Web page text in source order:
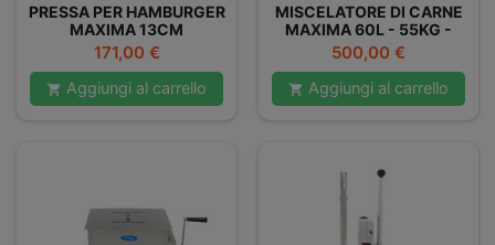
PRESSA PER HAMBURGER
MAXIMA 13CM
Prezzo
171,00 €
 Aggiungi al carrello
MISCELATORE DI CARNE
MAXIMA 60L - 55KG -
DOPPIO
Prezzo
500,00 €
 Aggiungi al carrello